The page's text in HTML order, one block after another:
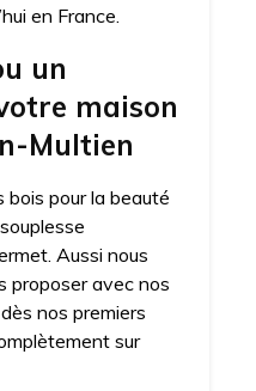
en France.
un
maison
Multien
bois pour la beauté
Aussi nous
proposer avec nos
nos premiers
sur